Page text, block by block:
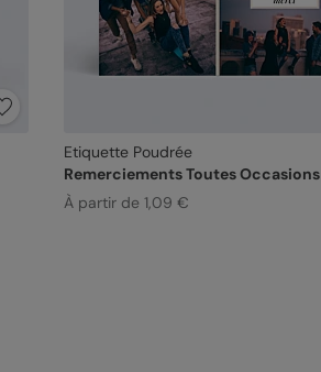
Etiquette Poudrée
Remerciements Toutes Occasions
À partir de 1,09 €